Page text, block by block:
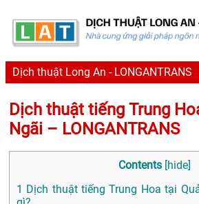
Dịch thuật Long An - LONGANTRANS
Dịch thuật tiếng Trung
Ngãi – LONGANTRANS
Contents [hide]
1 Dịch thuật tiếng Trung Hoa tại